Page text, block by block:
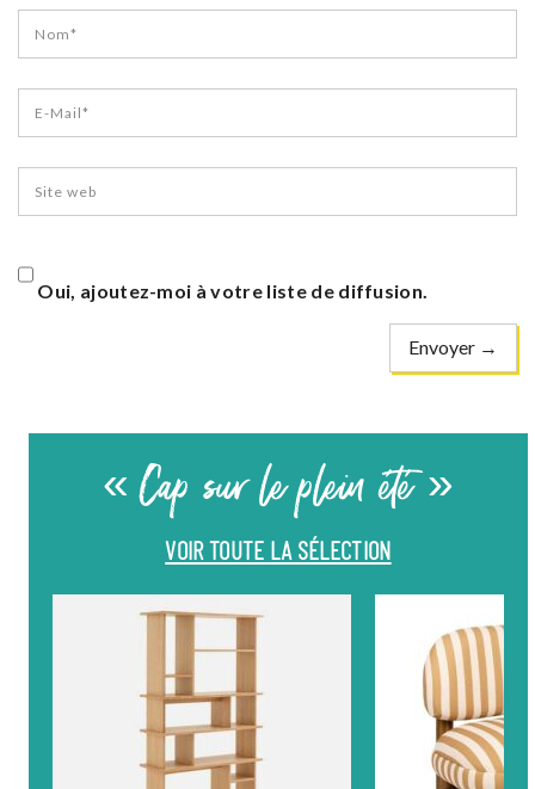
Oui, ajoutez-moi à votre liste de diffusion.
« Cap sur le plein été »
VOIR TOUTE LA SÉLECTION